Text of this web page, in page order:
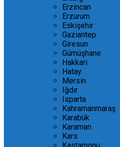
Erzincan
Erzurum
Eskişehir
Gaziantep
Giresun
Gümüşhane
Hakkari
Hatay
Mersin
Iğdır
Isparta
Kahramanmaraş
Karabük
Karaman
Kars